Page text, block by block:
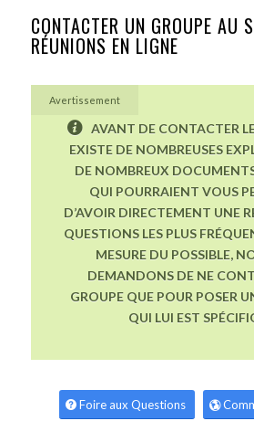
CONTACTER UN GROUPE AU
RÉUNIONS EN LIGNE
Avertissement
AVANT DE CONTACTER
EXISTE DE NOMBREUSES
DE NOMBREUX
QUI POURRAIENT VOUS
D’AVOIR DIRECTEMENT UNE
QUESTIONS LES PLUS
MESURE DU POSSIBLE,
DEMANDONS DE NE
GROUPE QUE POUR POSER
QUI LUI EST
Foire aux Questions